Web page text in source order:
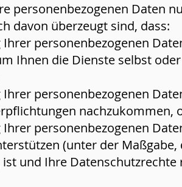
personenbezogenen Daten
davon überzeugt sind, dass:
personenbezogenen
Ihnen die Dienste selbst
Ihrer personenbezogenen
nachzukommen,
Ihrer personenbezogenen
(unter der
und Ihre Datenschutzrechte